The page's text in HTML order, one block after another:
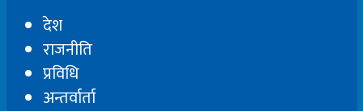
देश
राजनीति
प्रविधि
अन्तर्वार्ता